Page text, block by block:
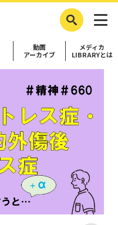
動画
アーカイブ
メディカ
LIBRARYとは